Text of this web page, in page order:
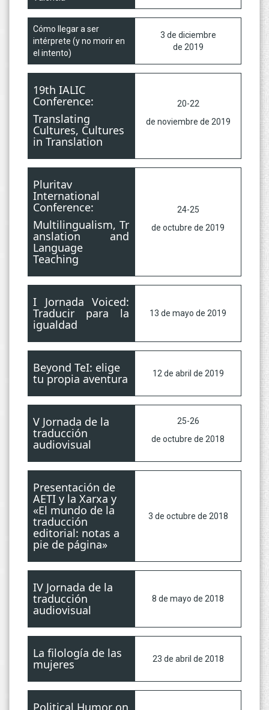
Cómo llegar a ser
intérprete (y no morir en
el intento)
3 de diciembre
de 2019
19th IALIC
Conference:
Translating
Cultures, Cultures
in Translation
20-22
de noviembre de 2019
Pluritav
International
Conference:
Multilingualism, Tr
anslation and
Language
Teaching
24-25
de octubre de 2019
I Jornada Voiced:
Traducir para la
igualdad
13 de mayo de 2019
Beyond TeI: elige
tu propia aventura 12 de abril de 2019
V Jornada de la
traducción
audiovisual
25-26
de octubre de 2018
Presentación de
AETI y la Xarxa y
«El mundo de la
traducción
editorial: notas a
pie de página»
3 de octubre de 2018
IV Jornada de la
traducción
audiovisual
8 de mayo de 2018
La filología de las
mujeres 23 de abril de 2018